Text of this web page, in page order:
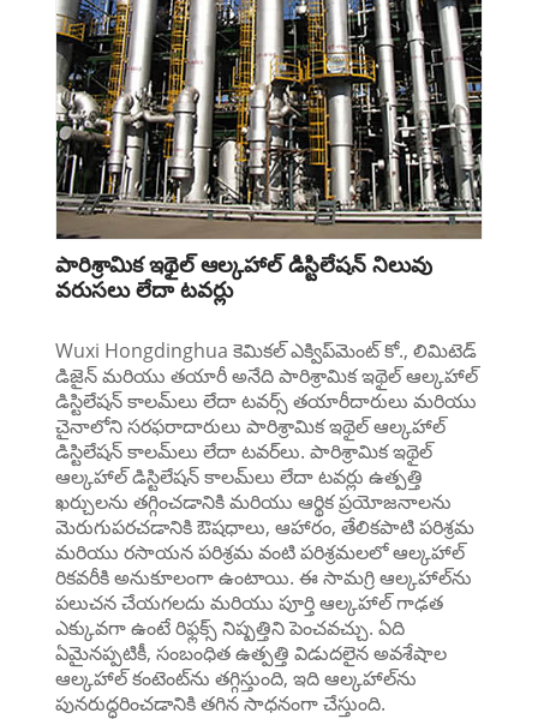
పారిశ్రామిక ఇథైల్ ఆల్కహాల్ డిస్టిలేషన్ నిలువు
వరుసలు లేదా టవర్లు
Wuxi Hongdinghua కెమికల్ ఎక్విప్‌మెంట్ కో., లిమిటెడ్
డిజైన్ మరియు తయారీ అనేది పారిశ్రామిక ఇథైల్ ఆల్కహాల్
డిస్టిలేషన్ కాలమ్‌లు లేదా టవర్స్ తయారీదారులు మరియు
చైనాలోని సరఫరాదారులు పారిశ్రామిక ఇథైల్ ఆల్కహాల్
డిస్టిలేషన్ కాలమ్‌లు లేదా టవర్‌లు. పారిశ్రామిక ఇథైల్
ఆల్కహాల్ డిస్టిలేషన్ కాలమ్‌లు లేదా టవర్లు ఉత్పత్తి
ఖర్చులను తగ్గించడానికి మరియు ఆర్థిక ప్రయోజనాలను
మెరుగుపరచడానికి ఔషధాలు, ఆహారం, తేలికపాటి పరిశ్రమ
మరియు రసాయన పరిశ్రమ వంటి పరిశ్రమలలో ఆల్కహాల్
రికవరీకి అనుకూలంగా ఉంటాయి. ఈ సామగ్రి ఆల్కహాల్‌ను
పలుచన చేయగలదు మరియు పూర్తి ఆల్కహాల్ గాఢత
ఎక్కువగా ఉంటే రిఫ్లక్స్ నిష్పత్తిని పెంచవచ్చు. ఏది
ఏమైనప్పటికీ, సంబంధిత ఉత్పత్తి విడుదలైన అవశేషాల
ఆల్కహాల్ కంటెంట్‌ను తగ్గిస్తుంది, ఇది ఆల్కహాల్‌ను
పునరుద్ధరించడానికి తగిన సాధనంగా చేస్తుంది.